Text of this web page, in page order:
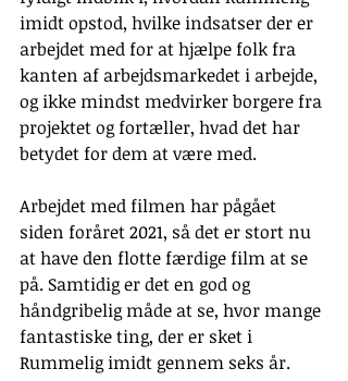
imidt opstod, hvilke indsatser der er
arbejdet med for at hjælpe folk fra
kanten af arbejdsmarkedet i arbejde,
og ikke mindst medvirker borgere fra
projektet og fortæller, hvad det har
betydet for dem at være med.
Arbejdet med filmen har pågået
siden foråret 2021, så det er stort nu
at have den flotte færdige film at se
på. Samtidig er det en god og
håndgribelig måde at se, hvor mange
fantastiske ting, der er sket i
Rummelig imidt gennem seks år.